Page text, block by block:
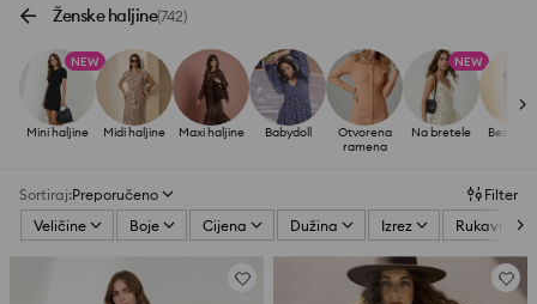
Ženske haljine(742)
NEW
Mini haljine Midi haljine Maxi haljine Babydoll
Otvorena
ramena
NEW
Na bretele Bez
Sortiraj:Preporučeno
Filter
Veličine
Boje Cijena Dužina Izrez Rukavi